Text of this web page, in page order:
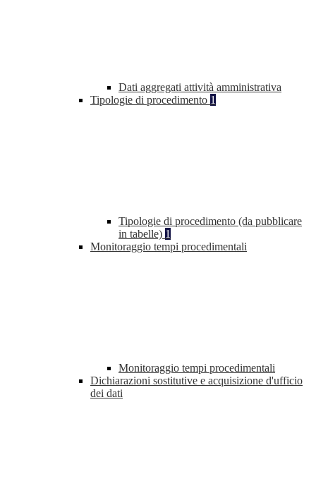
Dati aggregati attività amministrativa
Tipologie di procedimento 1
Tipologie di procedimento (da pubblicare
in tabelle) 1
Monitoraggio tempi procedimentali
Monitoraggio tempi procedimentali
Dichiarazioni sostitutive e acquisizione d'ufficio
dei dati